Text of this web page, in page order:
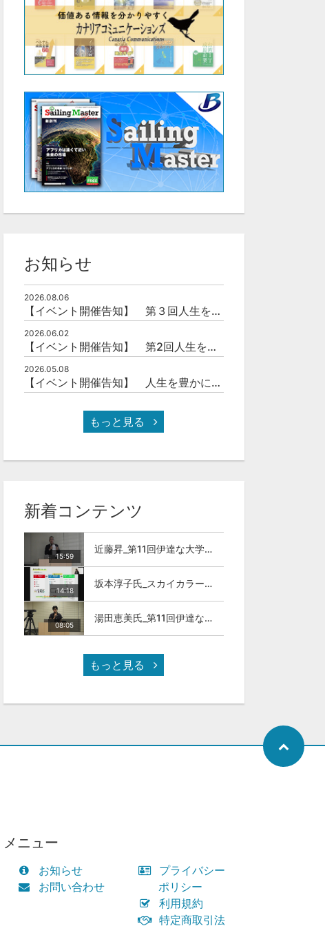
お知らせ
2026.08.06
【イベント開催告知】 第３回人生を豊かにする「本の力」を学ぶ会
2026.06.02
【イベント開催告知】 第2回人生を豊かにする「本の力」を学ぶ会
2026.05.08
【イベント開催告知】 人生を豊かにする「本の力」を学ぶ会
もっと見る
新着コンテンツ
15:59
近藤昇_第11回伊達な大学院セミナー
14:18
坂本淳子氏_スカイカラー人材とは
08:05
湯田恵美氏_第11回伊達な大学院セミナー
もっと見る
メニュー
お知らせ
お問い合わせ
プライバシー
ポリシー
利用規約
特定商取引法